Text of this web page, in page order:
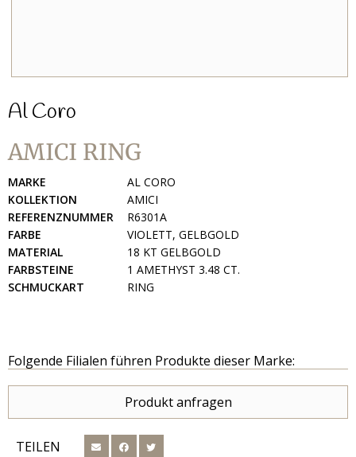
Al Coro
AMICI RING
MARKE
AL CORO
KOLLEKTION
AMICI
REFERENZNUMMER
R6301A
FARBE
VIOLETT, GELBGOLD
MATERIAL
18 KT GELBGOLD
FARBSTEINE
1 AMETHYST 3.48 CT.
SCHMUCKART
RING
Folgende Filialen führen Produkte dieser Marke:
Produkt anfragen
TEILEN